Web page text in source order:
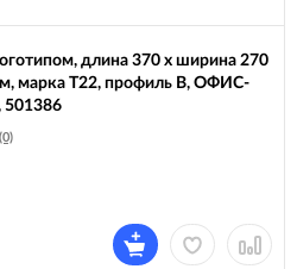
длина 370 х ширина 270
марка Т22, профиль В, ОФИС-
(0)